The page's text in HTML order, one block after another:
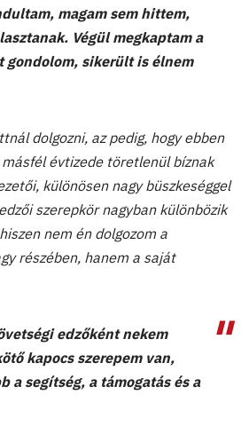
magam sem hittem,
Végül megkaptam a
gondolom, sikerült is élnem
dolgozni, az pedig, hogy ebben
évtizede töretlenül bíznak
különösen nagy büszkeséggel
szerepkör nagyban különbözik
nem én dolgozom a
részében, hanem a saját
edzőként nekem
kapocs szerepem van,
a segítség, a támogatás és a